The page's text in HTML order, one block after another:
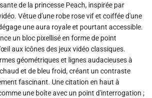
g
e
n
t
.
.
.
de la princesse Peach, inspirée par
Vêtue d'une robe rose vif et coiffée d'une
une aura royale et pourtant accessible.
un bloc pixellisé en forme de point
aux icônes des jeux vidéo classiques.
géométriques et lignes audacieuses à
et de bleu froid, créant un contraste
fascinant. Une citation en haut à
une boîte avec un point d'interrogation ;